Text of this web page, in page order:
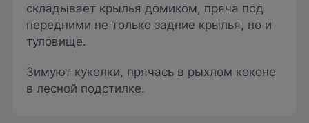
складывает крылья домиком, пряча под
передними не только задние крылья, но и
туловище.
Зимуют куколки, прячась в рыхлом коконе
в лесной подстилке.